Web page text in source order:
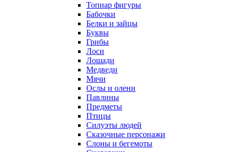
Топиар фигуры
Бабочки
Белки и зайцы
Буквы
Грибы
Лоси
Лошади
Медведи
Мячи
Ослы и олени
Павлины
Предметы
Птицы
Силуэты людей
Сказочные персонажи
Слоны и бегемоты